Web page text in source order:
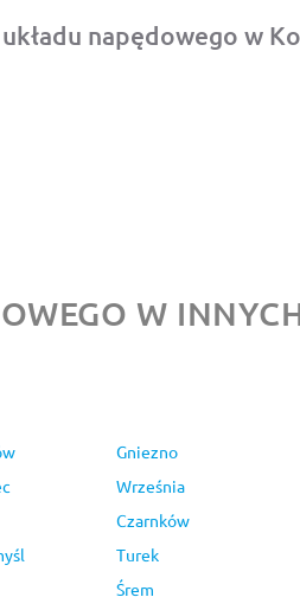
napędowego w
W
Gniezno
Września
Czarnków
Turek
Śrem